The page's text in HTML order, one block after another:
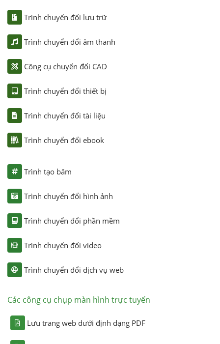
Trình chuyển đổi lưu trữ
Trình chuyển đổi âm thanh
Công cụ chuyển đổi CAD
Trình chuyển đổi thiết bị
Trình chuyển đổi tài liệu
Trình chuyển đổi ebook
Trình tạo băm
Trình chuyển đổi hình ảnh
Trình chuyển đổi phần mềm
Trình chuyển đổi video
Trình chuyển đổi dịch vụ web
Các công cụ chụp màn hình trực tuyến
Lưu trang web dưới định dạng PDF